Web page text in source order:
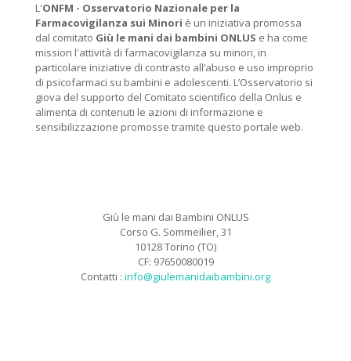
L'ONFM - Osservatorio Nazionale per la
Farmacovigilanza sui Minori è un iniziativa promossa
dal comitato Giù le mani dai bambini ONLUS e ha come
mission l'attività di farmacovigilanza su minori, in
particolare iniziative di contrasto all’abuso e uso improprio
di psicofarmaci su bambini e adolescenti. L’Osservatorio si
giova del supporto del Comitato scientifico della Onlus e
alimenta di contenuti le azioni di informazione e
sensibilizzazione promosse tramite questo portale web.
Giù le mani dai Bambini ONLUS
Corso G. Sommeilier, 31
10128 Torino (TO)
CF: 97650080019
Contatti : info@giulemanidaibambini.org